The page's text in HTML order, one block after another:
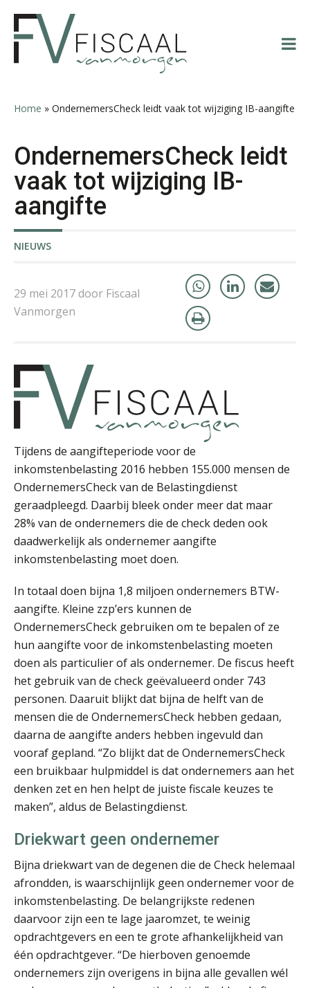
hoofdnavigatie
hoofd
eerste
voettekst
Home » OndernemersCheck leidt vaak tot wijziging IB-aangifte
OndernemersCheck leidt
vaak tot wijziging IB-
aangifte
NIEUWS
29 mei 2017 door Fiscaal
Vanmorgen
Tijdens de aangifteperiode voor de
inkomstenbelasting 2016 hebben 155.000 mensen de
OndernemersCheck van de Belastingdienst
geraadpleegd. Daarbij bleek onder meer dat maar
28% van de ondernemers die de check deden ook
daadwerkelijk als ondernemer aangifte
inkomstenbelasting moet doen.
In totaal doen bijna 1,8 miljoen ondernemers BTW-
aangifte. Kleine zzp’ers kunnen de
OndernemersCheck gebruiken om te bepalen of ze
hun aangifte voor de inkomstenbelasting moeten
doen als particulier of als ondernemer. De fiscus heeft
het gebruik van de check geëvalueerd onder 743
personen. Daaruit blijkt dat bijna de helft van de
mensen die de OndernemersCheck hebben gedaan,
daarna de aangifte anders hebben ingevuld dan
vooraf gepland. “Zo blijkt dat de OndernemersCheck
een bruikbaar hulpmiddel is dat ondernemers aan het
denken zet en hen helpt de juiste fiscale keuzes te
maken”, aldus de Belastingdienst.
Driekwart geen ondernemer
Bijna driekwart van de degenen die de Check helemaal
afrondden, is waarschijnlijk geen ondernemer voor de
inkomstenbelasting. De belangrijkste redenen
daarvoor zijn een te lage jaaromzet, te weinig
opdrachtgevers en een te grote afhankelijkheid van
één opdrachtgever. “De hierboven genoemde
ondernemers zijn overigens in bijna alle gevallen wél
Jurriën van der Heijden
Tom Berkhout
Pieter Kok
Bob van Leeuwen
Guney Bagislayici
Michiel Pouwels